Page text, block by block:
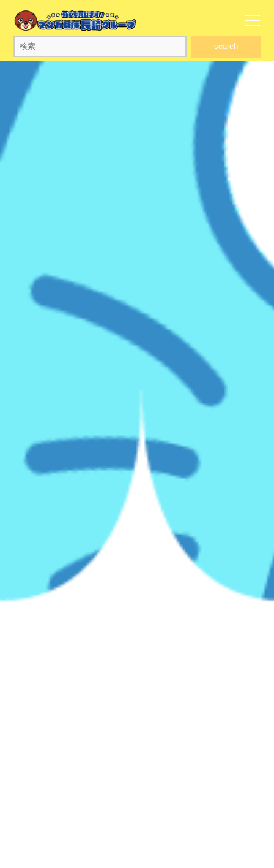
search